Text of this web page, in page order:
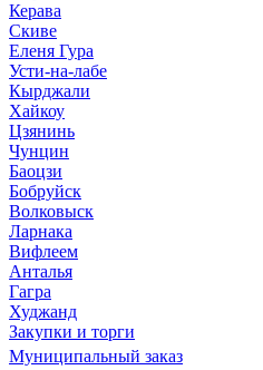
Керава
Скиве
Еленя Гура
Усти-на-лабе
Кырджали
Хайкоу
Цзянинь
Чунцин
Баоцзи
Бобруйск
Волковыск
Ларнака
Вифлеем
Анталья
Гагра
Худжанд
Закупки и торги
Муниципальный заказ